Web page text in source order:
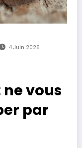
4 Juin 2026
vous
par